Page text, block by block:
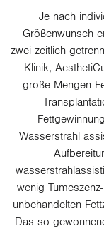
Je nach
Größenwunsch
zwei zeitlich
Klinik,
große Mengen
Wasserstrahl
wenig
unbehandelten
Das so